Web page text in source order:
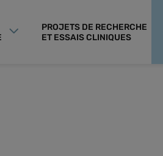
PROJETS DE RECHERCHE
ET ESSAIS CLINIQUES